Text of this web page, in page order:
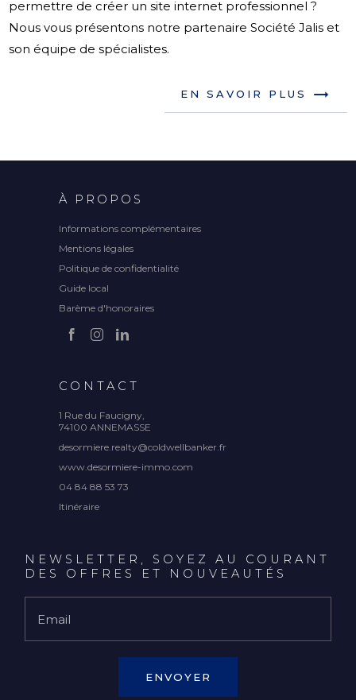
permettre de créer un site internet professionnel ?
Nous vous présentons notre partenaire Société Jalis et
son équipe de spécialistes.
EN SAVOIR PLUS
À PROPOS
Informations complémentaires
Mentions légales
Politique de confidentialité
Guide local
Barème d'honoraires
CONTACT
1 Rue du Faucigny,
74100 ANNEMASSE
desormiere.realty@coldwellbanker.fr
www.desormiere-immo.com
04 84 88 53 73
Itinéraire
NEWSLETTER, SOYEZ AU COURANT
DES OFFRES ET NOUVEAUTÉS
Email